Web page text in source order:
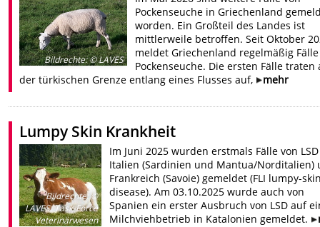
Bildrechte:© LAVES
Pockenseuche in Griechenland
worden. Ein Großteil des Landes ist
mittlerweile betroffen. Seit Oktober
meldet Griechenland regelmäßig
Pockenseuche. Die ersten Fälle traten
der türkischen Grenze entlang eines Flusses auf,
mehr
Lumpy Skin Krankheit
Bildrechte:©
LAVES, Task-Force
Veterinärwesen
Im Juni 2025 wurden erstmals Fälle von
Italien (Sardinien und Mantua/Norditalien)
Frankreich (Savoie) gemeldet (FLI lumpy-
disease). Am 03.10.2025 wurde auch von
Spanien ein erster Ausbruch von LSD auf
Milchviehbetrieb in Katalonien gemeldet.